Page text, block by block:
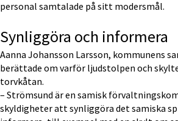
personal samtalade på sitt modersmål.
Synliggöra och informera
Aanna Johansson Larsson, kommunens
berättade om varför ljudstolpen och
torvkåtan.
– Strömsund är en samisk
skyldigheter att synliggöra det samiska